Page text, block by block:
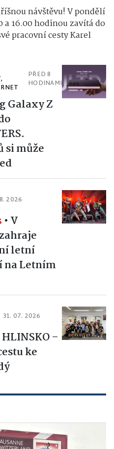
návštěvu! V pondělí
a 16.00 hodinou zavítá do
pracovní cesty Karel
PŘED 8
HODINAMI
Galaxy Z
si může
2026
• V
letní
na Letním
31. 07. 2026
–
ke